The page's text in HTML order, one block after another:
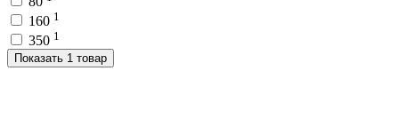
160 1
350 1
Показать 1 товар